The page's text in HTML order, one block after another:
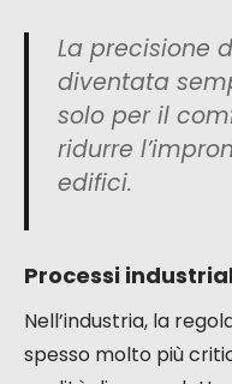
La precisione
diventata
solo per il
ridurre
edifici.
Processi
Nell’industria, la
spesso molto più